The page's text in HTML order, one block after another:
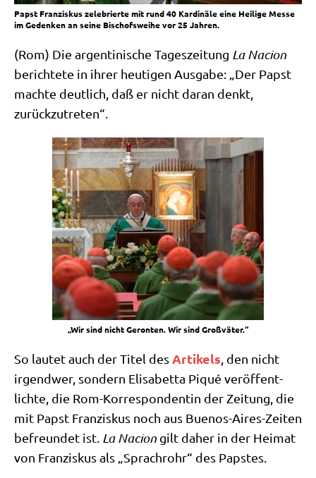
Papst Franziskus zelebrierte mit rund 40 Kardinäle eine Heilige Messe
im Gedenken an seine Bischofsweihe vor 25 Jahren.
(Rom) Die argen­ti­ni­sche Tages­zei­tung La Naci­on
berich­te­te in ihrer heu­ti­gen Aus­ga­be: „Der Papst
mach­te deut­lich, daß er nicht dar­an denkt,
zurückzutreten“.
„Wir sind nicht Geron­ten. Wir sind Großväter.“
So lau­tet auch der Titel desArti­kels, den nicht
irgend­wer, son­dern Eli­sa­bet­ta Piqué ver­öf­fent­
lich­te, die Rom-Kor­re­spon­den­tin der Zei­tung, die
mit Papst Fran­zis­kus noch aus Bue­nos-Aires-Zei­ten
befreun­det ist. La Naci­on gilt daher in der Hei­mat
von Fran­zis­kus als „Sprach­rohr“ des Papstes.